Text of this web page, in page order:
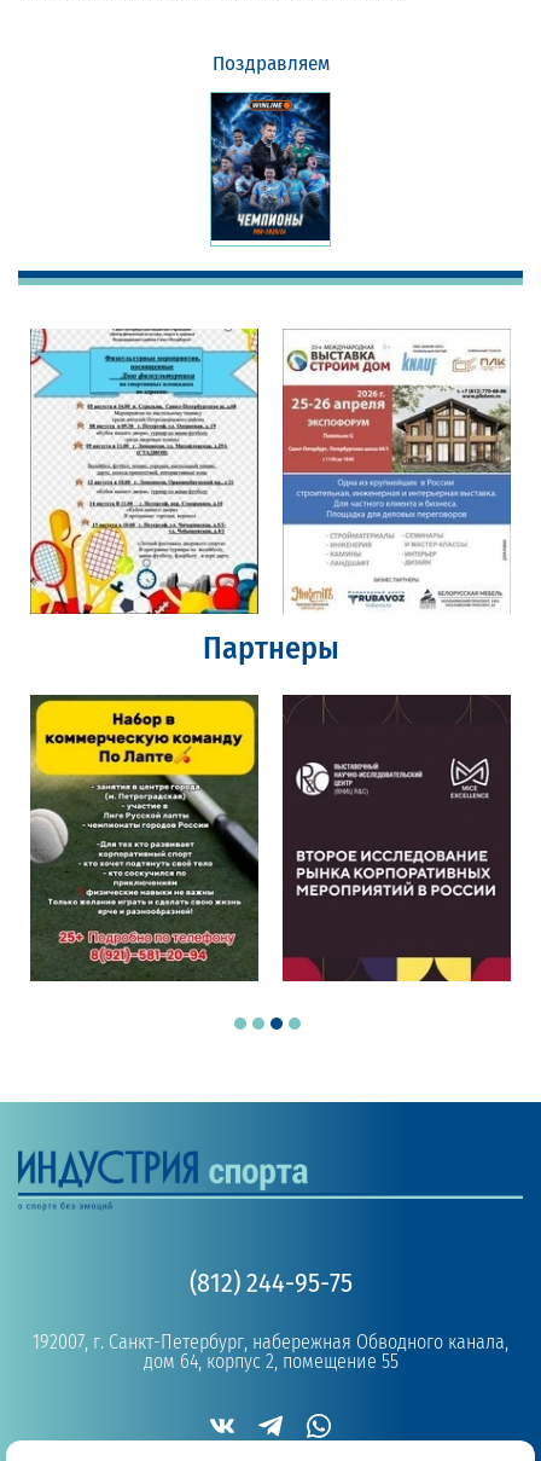
Поздравляем
Партнеры
(812) 244-95-75
192007, г. Санкт-Петербург, набережная Обводного канала,
дом 64, корпус 2, помещение 55